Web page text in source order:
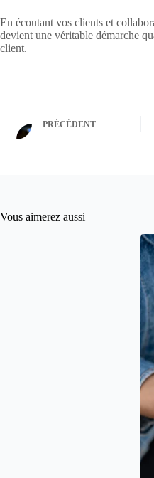
En écoutant vos clients et
devient une véritable démarche
client.
PRÉCÉDENT
Vous aimerez aussi